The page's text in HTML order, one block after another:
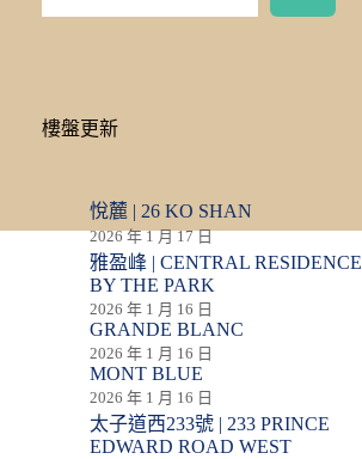
樓盤更新
悅麓 | 26 KO SHAN
2026 年 1 月 17 日
雅盈峰 | CENTRAL RESIDENCE
BY THE PARK
2026 年 1 月 16 日
GRANDE BLANC
2026 年 1 月 16 日
MONT BLUE
2026 年 1 月 16 日
太子道西233號 | 233 PRINCE
EDWARD ROAD WEST